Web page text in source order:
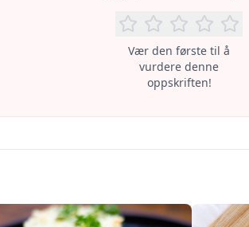
Vær den første til å
vurdere denne
oppskriften!